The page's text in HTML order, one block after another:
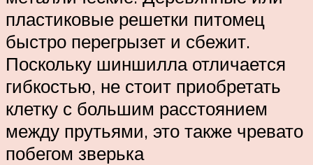
пластиковые решетки питомец
быстро перегрызет и сбежит.
Поскольку шиншилла отличается
гибкостью, не стоит приобретать
клетку с большим расстоянием
между прутьями, это также чревато
побегом зверька